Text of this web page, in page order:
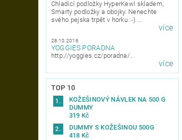
Chladící podložky HyperKewl skladem,
Smarty podložky a obojky. Nenechte
svého pejska trpět v horku :-)....
více
28.10.2016
YOGGIES PORADNA
http://yoggies.cz/poradna/...
více
TOP 10
KOŽEŠINOVÝ NÁVLEK NA 500 G
DUMMY
319 Kč
DUMMY S KOŽEŠINOU 500G
418 Kč